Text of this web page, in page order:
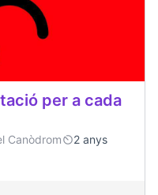
per a cada
Canòdrom
2 anys